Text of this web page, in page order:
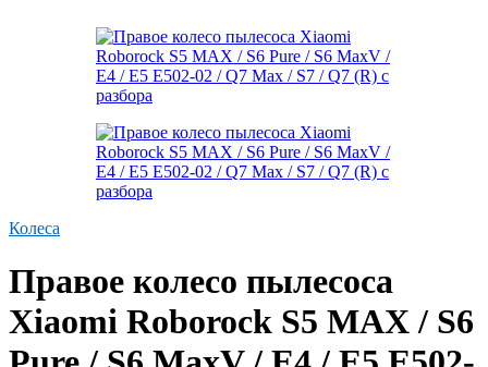
Колеса
Правое колесо пылесоса
Xiaomi Roborock S5 MAX / S6